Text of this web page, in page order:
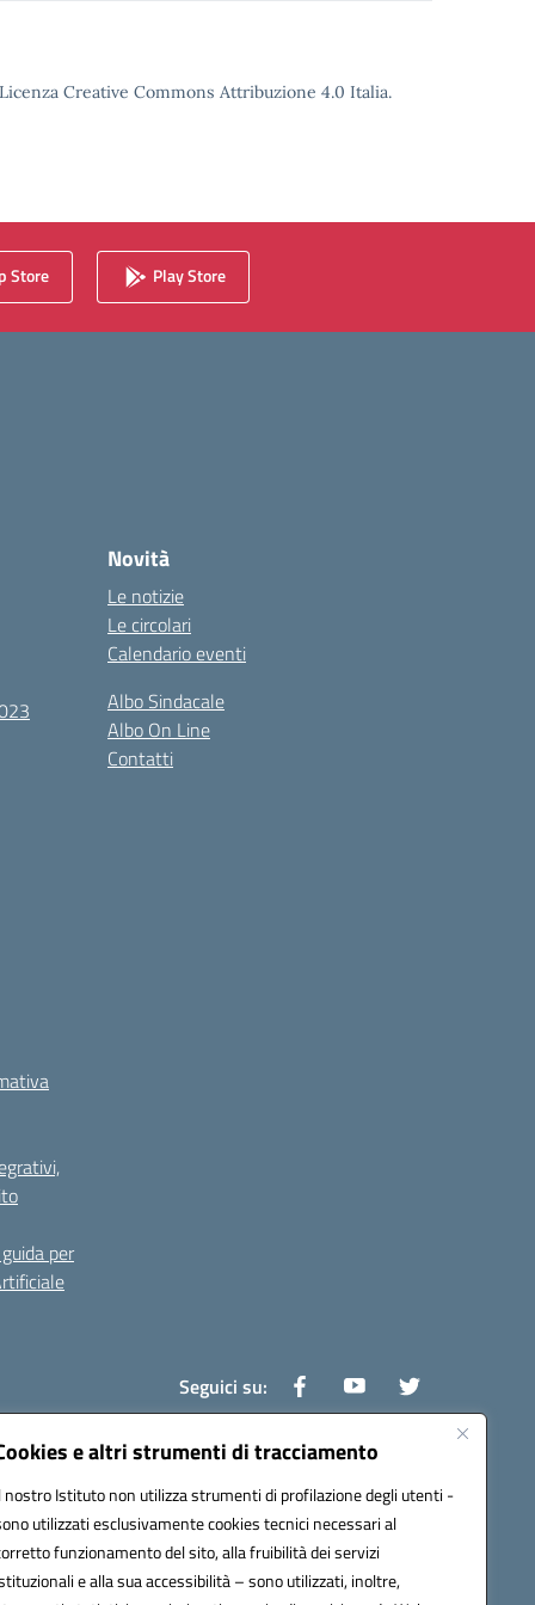
e altri strumenti di tracciamento
nostro Istituto non utilizza strumenti di profilazione degli utenti -
utilizzati esclusivamente cookies tecnici necessari al
funzionamento del sito, alla fruibilità dei servizi
e alla sua accessibilità – sono utilizzati, inoltre,
Creative Commons Attribuzione 4.0 Italia.
Store Play Store
per
Novità
Le notizie
Le circolari
Calendario eventi
Albo Sindacale
Albo On Line
Contatti
Seguici su: